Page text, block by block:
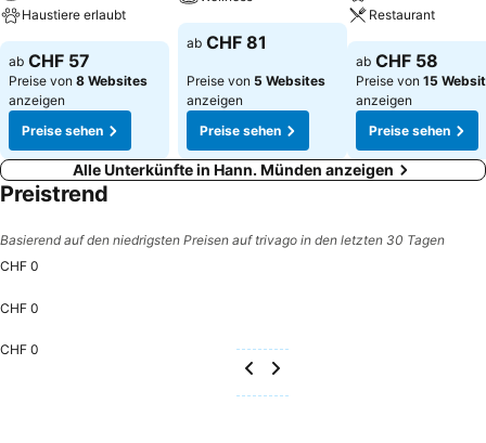
Haustiere erlaubt
ab CHF 57
Preise von 8 Websites
anzeigen
Preise sehen
ab CHF 81
Preise von 5 Websites
anzeigen
Preise sehen
Restaurant
ab CHF 58
Preise von 15
anzeigen
Preise sehen
Alle Unterkünfte in Hann. Münden anzeigen
Preistrend
Basierend auf den niedrigsten Preisen auf trivago in den letzten 30 Tagen
CHF 0
CHF 0
CHF 0